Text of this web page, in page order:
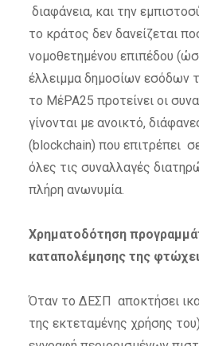
διαφάνεια, και την
το κράτος δεν δανείζεται
νομοθετημένου επιπέδου
έλλειμμα δημοσίων εσόδων
το ΜέΡΑ25 προτείνει οι
γίνονται με ανοικτό,
(blockchain) που επιτρέπει
όλες τις συναλλαγές
πλήρη ανωνυμία.
Χρηματοδότηση
καταπολέμησης της
Όταν το ΔΕΣΠ αποκτήσει
της εκτεταμένης χρήσης